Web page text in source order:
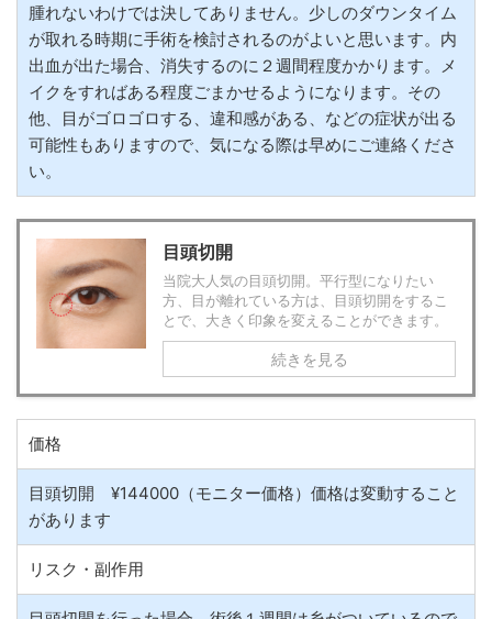
腫れないわけでは決してありません。少しのダウンタイム
が取れる時期に手術を検討されるのがよいと思います。内
出血が出た場合、消失するのに２週間程度かかります。メ
イクをすればある程度ごまかせるようになります。その
他、目がゴロゴロする、違和感がある、などの症状が出る
可能性もありますので、気になる際は早めにご連絡くださ
い。
目頭切開
当院大人気の目頭切開。平行型になりたい
方、目が離れている方は、目頭切開をするこ
とで、大きく印象を変えることができます。
続きを見る
価格
目頭切開 ¥144000（モニター価格）価格は変動すること
があります
リスク・副作用